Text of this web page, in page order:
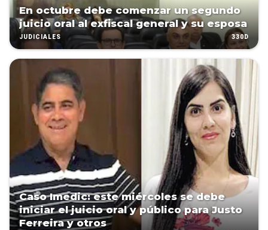
En octubre debe comenzar un segundo
juicio oral al exfiscal general y su esposa
JUDICIALES 330D
Caso Imedic: este miércoles se debe
iniciar el juicio oral y público para Justo
Ferreira y otros